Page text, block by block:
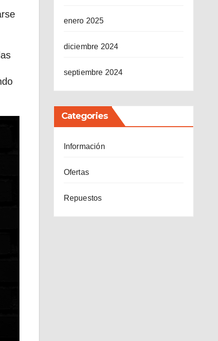
enero 2025
diciembre 2024
septiembre 2024
Categories
Información
Ofertas
Repuestos